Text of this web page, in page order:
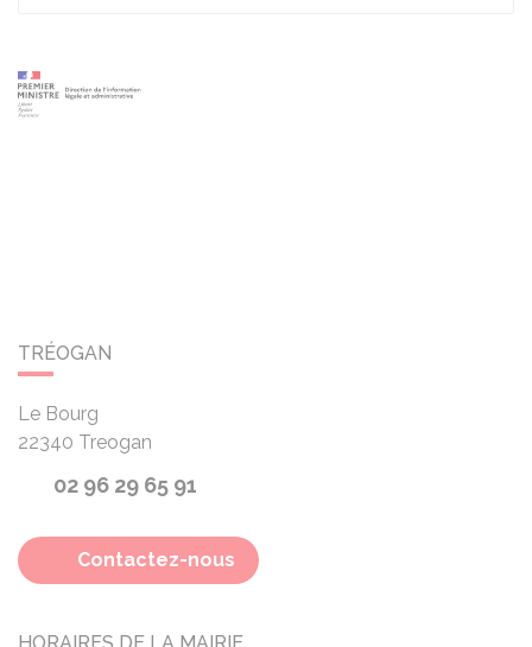
TRÉOGAN
Le Bourg
22340 Treogan
02 96 29 65 91
Contactez-nous
HORAIRES DE LA MAIRIE